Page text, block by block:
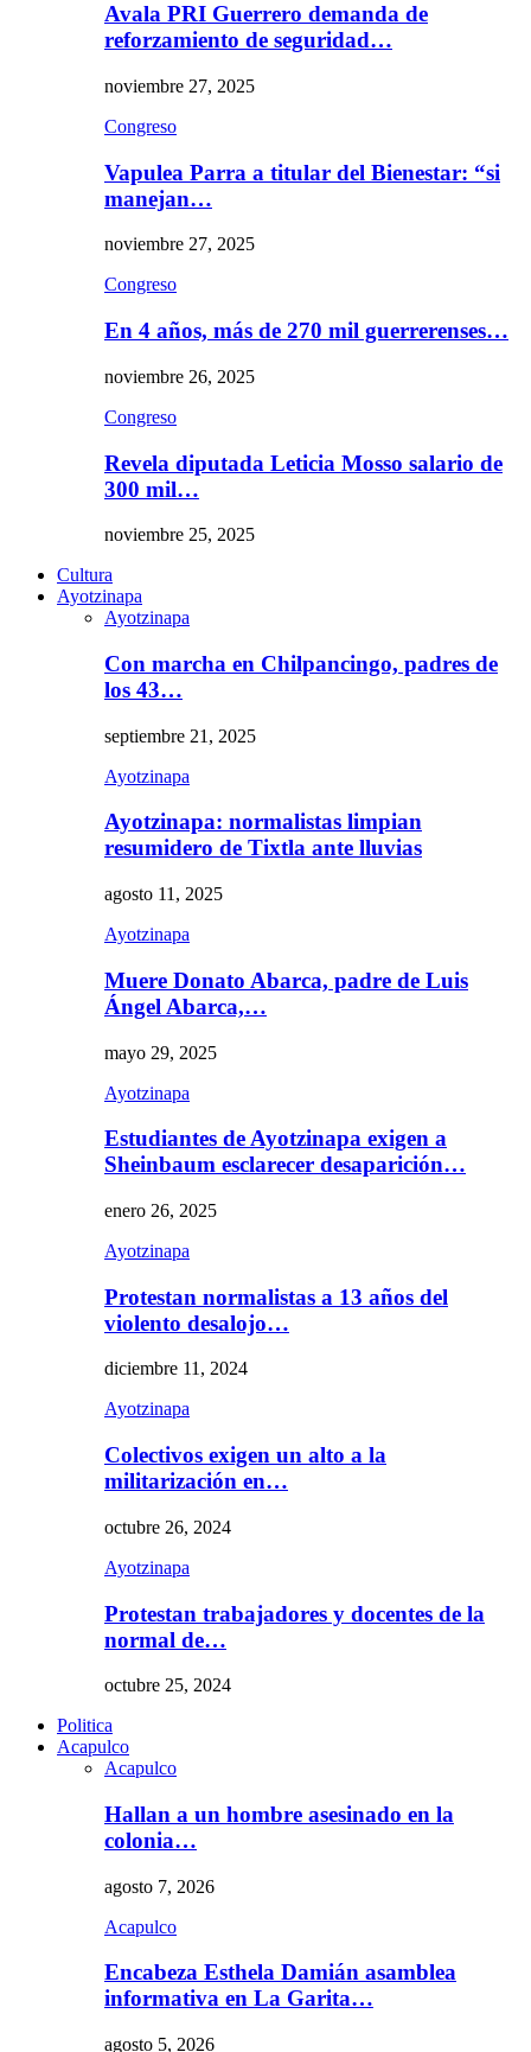
Avala PRI Guerrero demanda de
reforzamiento de seguridad…
noviembre 27, 2025
Congreso
Vapulea Parra a titular del Bienestar: “si
manejan…
noviembre 27, 2025
Congreso
En 4 años, más de 270 mil guerrerenses…
noviembre 26, 2025
Congreso
Revela diputada Leticia Mosso salario de
300 mil…
noviembre 25, 2025
Cultura
Ayotzinapa
Ayotzinapa
Con marcha en Chilpancingo, padres de
los 43…
septiembre 21, 2025
Ayotzinapa
Ayotzinapa: normalistas limpian
resumidero de Tixtla ante lluvias
agosto 11, 2025
Ayotzinapa
Muere Donato Abarca, padre de Luis
Ángel Abarca,…
mayo 29, 2025
Ayotzinapa
Estudiantes de Ayotzinapa exigen a
Sheinbaum esclarecer desaparición…
enero 26, 2025
Ayotzinapa
Protestan normalistas a 13 años del
violento desalojo…
diciembre 11, 2024
Ayotzinapa
Colectivos exigen un alto a la
militarización en…
octubre 26, 2024
Ayotzinapa
Protestan trabajadores y docentes de la
normal de…
octubre 25, 2024
Politica
Acapulco
Acapulco
Hallan a un hombre asesinado en la
colonia…
agosto 7, 2026
Acapulco
Encabeza Esthela Damián asamblea
informativa en La Garita…
agosto 5, 2026